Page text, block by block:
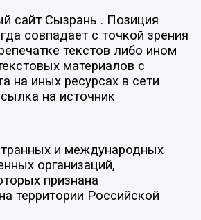
сайт Сызрань . Позиция
совпадает с точкой зрения
текстов либо ином
материалов с
на иных ресурсах в сети
на источник
и международных
организаций,
признана
территории Российской